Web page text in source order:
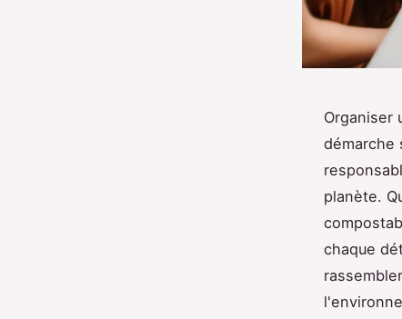
Organiser
démarche
planète.
chaque